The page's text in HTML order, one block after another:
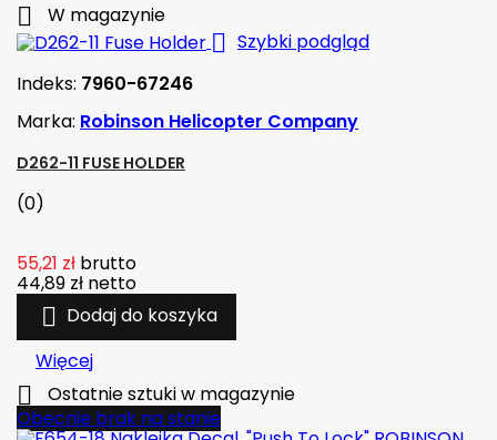
 W magazynie
 Szybki podgląd
Indeks: 7960-67246
Marka: Robinson Helicopter Company
D262-11 FUSE HOLDER
(0)
55,21 zł brutto
44,89 zł netto
 Dodaj do koszyka
Więcej

Ostatnie sztuki w magazynie
Obecnie brak na stanie